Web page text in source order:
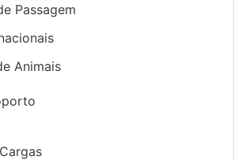
Passagem
Animais